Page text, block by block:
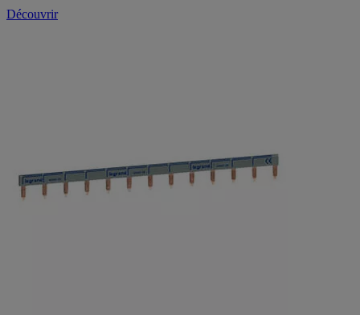
Découvrir